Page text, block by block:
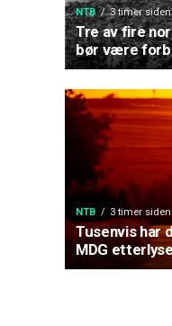
NTB 3 timer siden
Tre av fire
bør være
NTB 3 timer siden
Tusenvis har
MDG